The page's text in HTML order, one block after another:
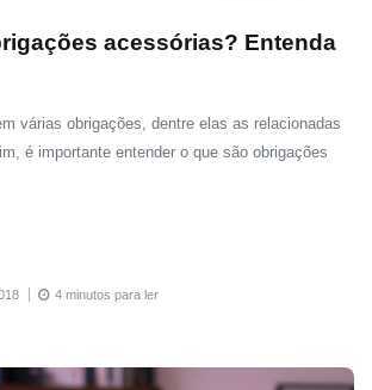
acessórias? Entenda
várias obrigações, dentre elas as relacionadas
é importante entender o que são obrigações
4 minutos para ler